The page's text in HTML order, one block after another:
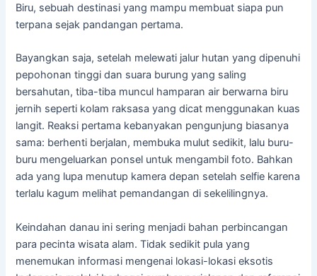
Biru, sebuah destinasi yang mampu membuat siapa pun
terpana sejak pandangan pertama.
Bayangkan saja, setelah melewati jalur hutan yang dipenuhi
pepohonan tinggi dan suara burung yang saling
bersahutan, tiba-tiba muncul hamparan air berwarna biru
jernih seperti kolam raksasa yang dicat menggunakan kuas
langit. Reaksi pertama kebanyakan pengunjung biasanya
sama: berhenti berjalan, membuka mulut sedikit, lalu buru-
buru mengeluarkan ponsel untuk mengambil foto. Bahkan
ada yang lupa menutup kamera depan setelah selfie karena
terlalu kagum melihat pemandangan di sekelilingnya.
Keindahan danau ini sering menjadi bahan perbincangan
para pecinta wisata alam. Tidak sedikit pula yang
menemukan informasi mengenai lokasi-lokasi eksotis